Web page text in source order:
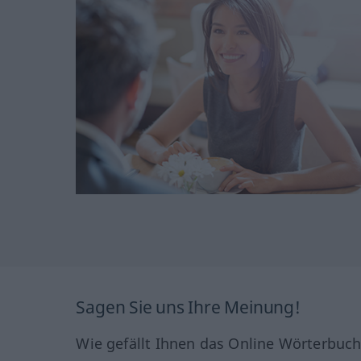
Sagen Sie uns Ihre Meinung!
Wie gefällt Ihnen das Online